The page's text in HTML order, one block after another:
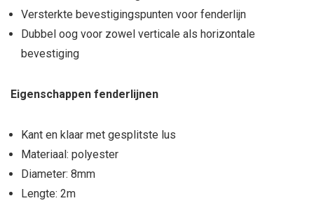
Versterkte bevestigingspunten voor fenderlijn
Dubbel oog voor zowel verticale als horizontale
bevestiging
Eigenschappen fenderlijnen
Kant en klaar met gesplitste lus
Materiaal: polyester
Diameter: 8mm
Lengte: 2m